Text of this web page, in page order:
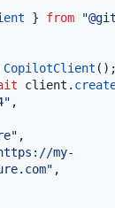
} from
CopilotClient
client.
,
,
my-
,